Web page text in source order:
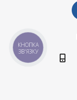
КНОПКА
ЗВ'ЯЗКУ